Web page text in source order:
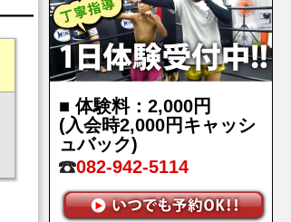
■ 体験料：2,000円
(入会時2,000円キャッシ
ュバック)
082-942-5114